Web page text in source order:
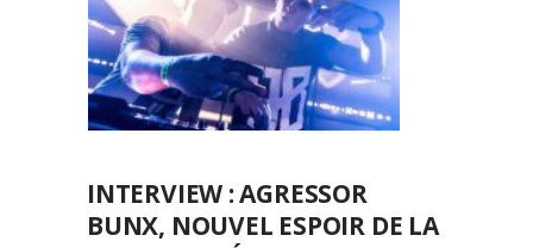
INTERVIEW : AGRESSOR
BUNX, NOUVEL ESPOIR DE LA